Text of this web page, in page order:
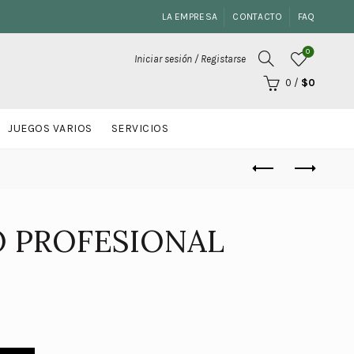
LA EMPRESA CONTACTO FAQ
Iniciar sesión / Registarse
0
0 / $0
JUEGOS VARIOS SERVICIOS
PROFESIONAL